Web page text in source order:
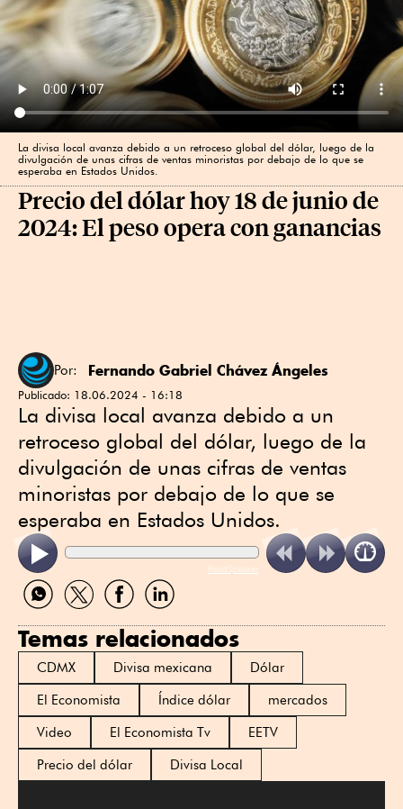
La divisa local avanza debido a un retroceso global del dólar, luego de la
divulgación de unas cifras de ventas minoristas por debajo de lo que se
esperaba en Estados Unidos.
Precio del dólar hoy 18 de junio de
2024: El peso opera con ganancias
Por: Fernando Gabriel Chávez Ángeles
Publicado: 18.06.2024 - 16:18
La divisa local avanza debido a un
retroceso global del dólar, luego de la
divulgación de unas cifras de ventas
minoristas por debajo de lo que se
esperaba en Estados Unidos.
ReadSpeaker
Compartir
por
Compartir
por
Compartir
por
Compartir
por
Temas relacionados
CDMX Divisa mexicana
Dólar
El Economista
Índice dólar
mercados
Video
El Economista Tv
EETV
Precio del dólar
Divisa Local